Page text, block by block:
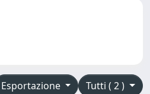
Tutti ( 2 )
Esportazione